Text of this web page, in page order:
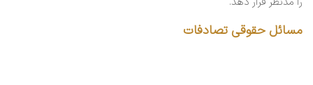
مسائل حقوقی تصادفات